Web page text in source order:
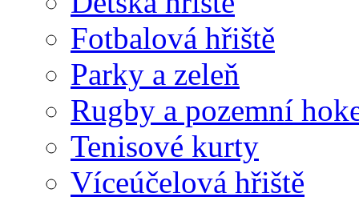
Fotbalová hřiště
Parky a zeleň
Rugby a pozemní
Tenisové kurty
Víceúčelová hřiště